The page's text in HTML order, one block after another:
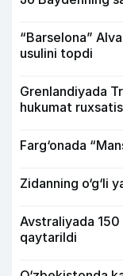
“Barselona”
usulini topdi
Grenlandiyada
hukumat
Farg‘onada
Zidanning o‘g‘li
Avstraliyada
qaytarildi